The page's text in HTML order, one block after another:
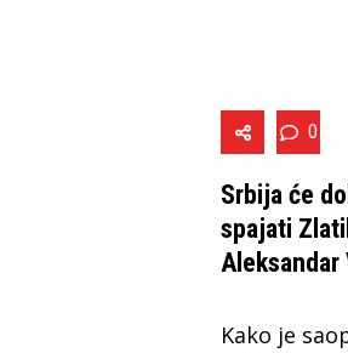
0
Srbija će
spajati
Kako je